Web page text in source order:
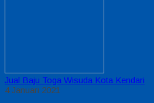
Jual Baju Toga Wisuda Kota Kendari
4 Januari 2021